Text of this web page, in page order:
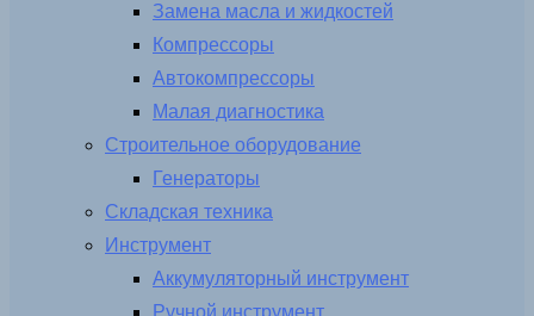
Замена масла и жидкостей
Компрессоры
Автокомпрессоры
Малая диагностика
Строительное оборудование
Генераторы
Складская техника
Инструмент
Аккумуляторный инструмент